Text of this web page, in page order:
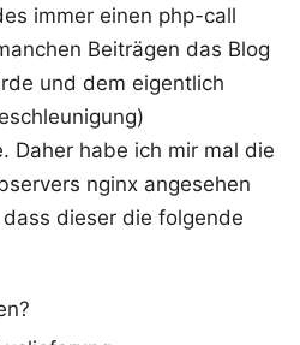
immer einen php-call
Beiträgen das Blog
und dem eigentlich
Daher habe ich mir mal die
nginx angesehen
dieser die folgende